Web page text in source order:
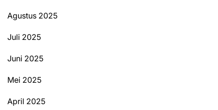
Agustus 2025
Juli 2025
Juni 2025
Mei 2025
April 2025